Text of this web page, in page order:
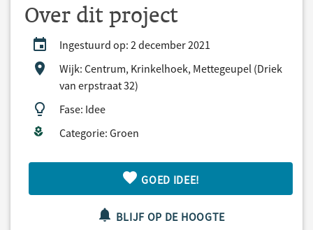
Over dit project
Ingestuurd op: 2 december 2021
Wijk: Centrum, Krinkelhoek, Mettegeupel (Driek
van erpstraat 32)
Fase: Idee
Categorie: Groen
GOED IDEE!
BLIJF OP DE HOOGTE